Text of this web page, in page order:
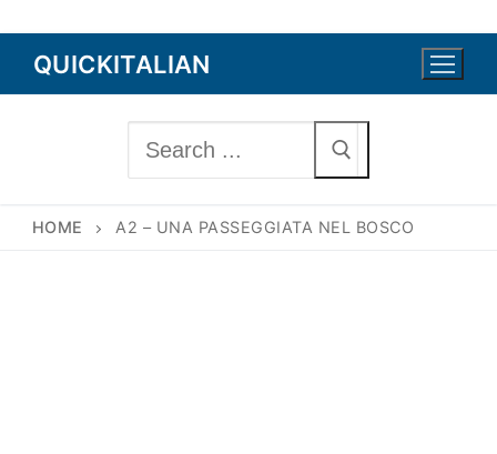
Skip
QUICKITALIAN
Search
HOME A2 – UNA PASSEGGIATA NEL BOSCO